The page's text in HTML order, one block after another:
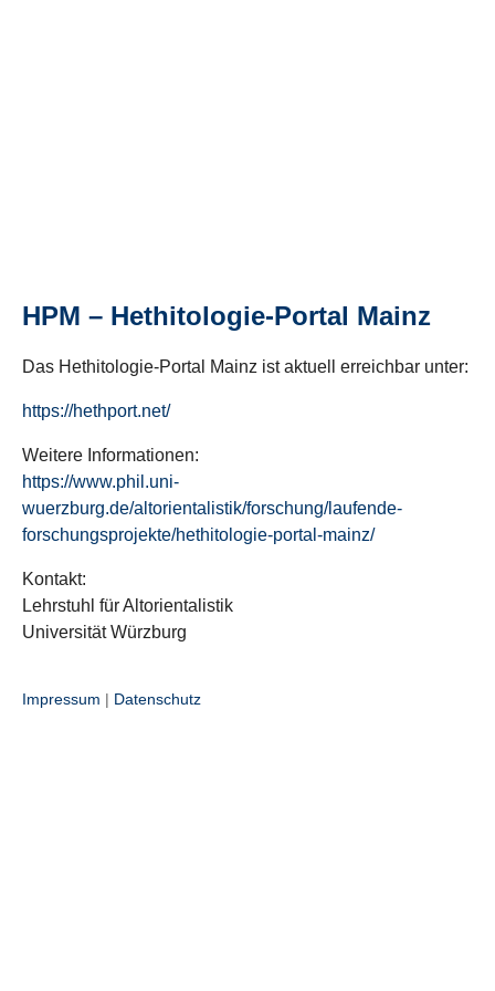
HPM – Hethitologie-Portal Mainz
Das Hethitologie-Portal Mainz ist aktuell erreichbar unter:
https://hethport.net/
Weitere Informationen:
https://www.phil.uni-
wuerzburg.de/altorientalistik/forschung/laufende-
forschungsprojekte/hethitologie-portal-mainz/
Kontakt:
Lehrstuhl für Altorientalistik
Universität Würzburg
Impressum | Datenschutz